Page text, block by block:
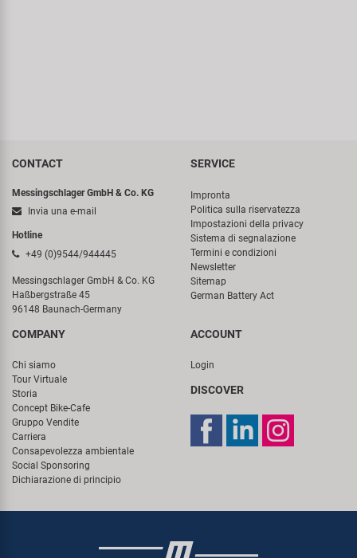
CONTACT
Messingschlager GmbH & Co. KG
Invia una e-mail
Hotline
+49 (0)9544/944445
Messingschlager GmbH & Co. KG
Haßbergstraße 45
96148 Baunach-Germany
SERVICE
Impronta
Politica sulla riservatezza
Impostazioni della privacy
Sistema di segnalazione
Termini e condizioni
Newsletter
Sitemap
German Battery Act
COMPANY
Chi siamo
Tour Virtuale
Storia
Concept Bike-Cafe
Gruppo Vendite
Carriera
Consapevolezza ambientale
Social Sponsoring
Dichiarazione di principio
ACCOUNT
Login
DISCOVER